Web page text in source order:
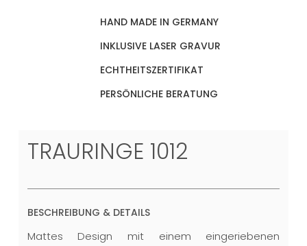
HAND MADE IN GERMANY
INKLUSIVE LASER GRAVUR
ECHTHEITSZERTIFIKAT
PERSÖNLICHE BERATUNG
TRAURINGE 1012
BESCHREIBUNG & DETAILS
Mattes Design mit einem eingeriebenen